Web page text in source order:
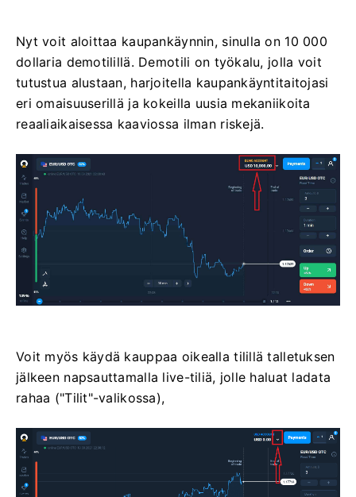
Nyt voit aloittaa kaupankäynnin, sinulla on 10 000
dollaria demotilillä. Demotili on työkalu, jolla voit
tutustua alustaan, harjoitella kaupankäyntitaitojasi
eri omaisuuserillä ja kokeilla uusia mekaniikoita
reaaliaikaisessa kaaviossa ilman riskejä.
Voit myös käydä kauppaa oikealla tilillä talletuksen
jälkeen napsauttamalla live-tiliä, jolle haluat ladata
rahaa ("Tilit"-valikossa),